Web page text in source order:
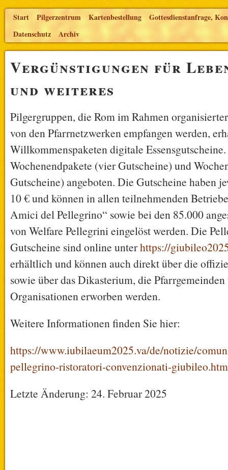
Start Pilgerzentrum Kartenbestellung
Gottesdienstanfrage,
Datenschutz
Archiv
Vergünstigungen für
und weiteres
Pilgergruppen, die Rom im Rahmen
von den Pfarrnetzwerken empfangen werden,
Willkommenspaketen digitale
Wochenendpakete (vier Gutscheine) und
Gutscheine) angeboten. Die Gutscheine haben
10 € und können in allen teilnehmenden
Amici del Pellegrino“ sowie bei den 85.000
von Welfare Pellegrini eingelöst werden. Die
Gutscheine sind online unterhttps://
erhältlich und können auch direkt über die
sowie über das Dikasterium, die
Organisationen erworben werden.
Weitere Informationen finden Sie hier:
https://www.iubilaeum2025.va/de/notizie/
pellegrino-ristoratori-convenzionati-
Letzte Änderung: 24. Februar 2025